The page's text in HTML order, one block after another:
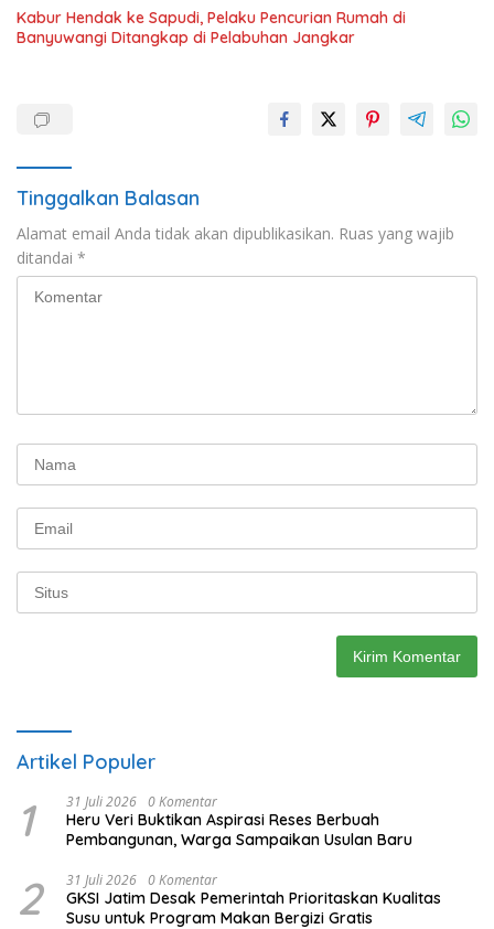
Kabur Hendak ke Sapudi, Pelaku Pencurian Rumah di
Banyuwangi Ditangkap di Pelabuhan Jangkar
Tinggalkan Balasan
Alamat email Anda tidak akan dipublikasikan. Ruas yang wajib
ditandai *
Artikel Populer
1 31 Juli 2026 0 Komentar
Heru Veri Buktikan Aspirasi Reses Berbuah
Pembangunan, Warga Sampaikan Usulan Baru
2 31 Juli 2026 0 Komentar
GKSI Jatim Desak Pemerintah Prioritaskan Kualitas
Susu untuk Program Makan Bergizi Gratis